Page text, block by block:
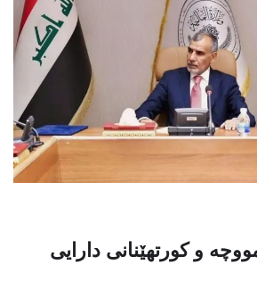
و کورتهێنانی دارایی